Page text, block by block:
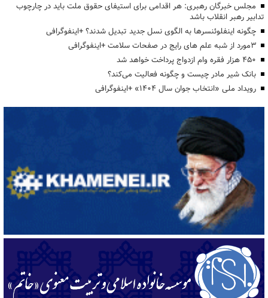
مجلس خبرگان رهبری: هر اقدامی برای استیفای حقوق ملت باید در چارچوب
تدابیر رهبر انقلاب باشد
چگونه اینفلوئنسرها به الگوی نسل جدید تبدیل شدند؟ +اینفوگرافی
3مورد از شبه علم های رایج در صفحات سلامت +اینفوگرافی
۴۵۰ هزار فقره وام ازدواج پرداخت خواهد شد
بانک شیر مادر چیست و چگونه فعالیت می‌کند؟
رویداد ملی «انتخاب جوان سال ۱۴۰۴» +اینفوگرافی